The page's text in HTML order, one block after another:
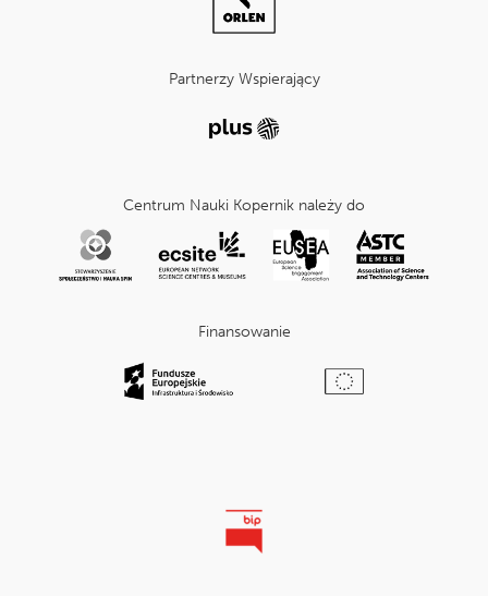
Partnerzy Wspierający
Centrum Nauki Kopernik należy do
Finansowanie